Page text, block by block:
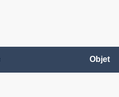
Objet